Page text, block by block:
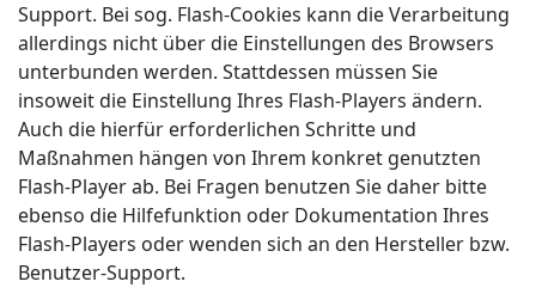
Support. Bei sog. Flash-Cookies kann die Verarbeitung
allerdings nicht über die Einstellungen des Browsers
unterbunden werden. Stattdessen müssen Sie
insoweit die Einstellung Ihres Flash-Players ändern.
Auch die hierfür erforderlichen Schritte und
Maßnahmen hängen von Ihrem konkret genutzten
Flash-Player ab. Bei Fragen benutzen Sie daher bitte
ebenso die Hilfefunktion oder Dokumentation Ihres
Flash-Players oder wenden sich an den Hersteller bzw.
Benutzer-Support.